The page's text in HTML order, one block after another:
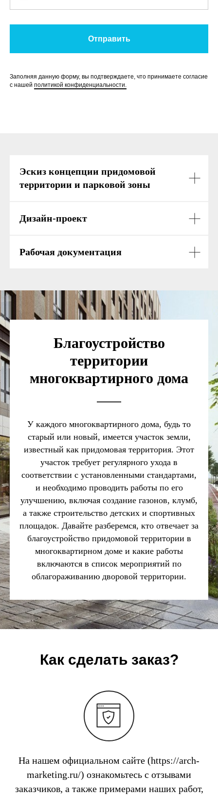
Отправить
Заполняя данную форму, вы подтверждаете, что принимаете согласие
с нашей политикой конфиденциальности.
Эскиз концепции придомовой
территории и парковой зоны
Дизайн-проект
Рабочая документация
Благоустройство
территории
многоквартирного дома
У каждого многоквартирного дома, будь то
старый или новый, имеется участок земли,
известный как придомовая территория. Этот
участок требует регулярного ухода в
соответствии с установленными стандартами,
и необходимо проводить работы по его
улучшению, включая создание газонов, клумб,
а также строительство детских и спортивных
площадок. Давайте разберемся, кто отвечает за
благоустройство придомовой территории в
многоквартирном доме и какие работы
включаются в список мероприятий по
облагораживанию дворовой территории.
Как сделать заказ?
На нашем официальном сайте (https://arch-
marketing.ru/) ознакомьтесь с отзывами
заказчиков, а также примерами наших работ,